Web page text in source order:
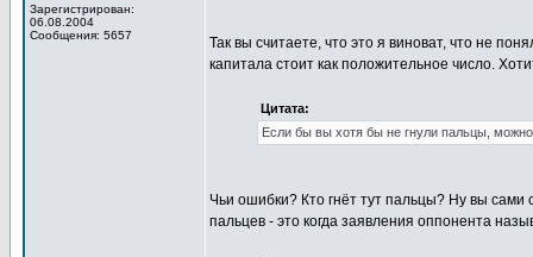
Зарегистрирован:
06.08.2004
Сообщения: 5657
Так вы считаете, что это я виноват, что не
капитала стоит как положительное число.
Цитата:
Если бы вы хотя бы не гнули пальцы,
Чьи ошибки? Кто гнёт тут пальцы? Ну вы
пальцев - это когда заявления оппонента